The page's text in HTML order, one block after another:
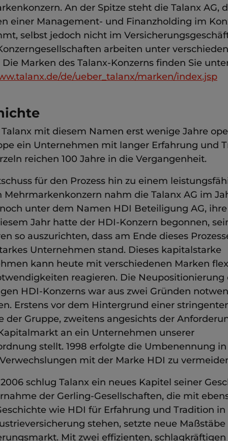
An der Spitze steht die Talanx AG,
einer Management- und Finanzholding im
selbst jedoch nicht im
arbeiten unter
Marken des Talanx-Konzerns finden Sie
de/ueber_talanx/marken/index.jsp
mit diesem Namen erst wenige Jahre
ein Unternehmen mit langer Erfahrung und
reichen 100 Jahre in die Vergangenheit.
für den Prozess hin zu einem
Mehrmarkenkonzern nahm die Talanx AG im
unter dem Namen HDI Beteiligung AG,
Jahr hatte der HDI-Konzern begonnen,
so auszurichten, dass am Ende dieses
Unternehmen stand. Dieses kapitalstarke
kann heute mit verschiedenen Marken
reagieren. Die Neupositionierung
HDI-Konzerns war aus zwei Gründen
Erstens vor dem Hintergrund einer
der Gruppe, zweitens angesichts der
an ein Unternehmen unserer
stellt. 1998 erfolgte die Umbenennung in
mit der Marke HDI zu
schlug Talanx ein neues Kapitel seiner
der Gerling-Gesellschaften, die mit
wie HDI für Erfahrung und Tradition in
stehen, setzte neue
Mit zwei effizienten, schlagkräftigen